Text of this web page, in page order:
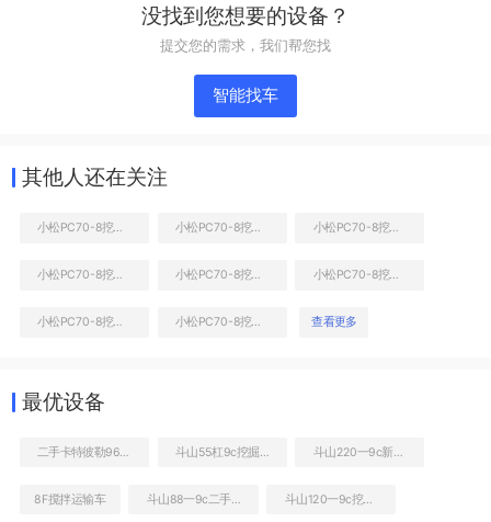
液压泵舱室正面整体
没找到您想要的设备？
提交您的需求，我们帮您找
智能找车
其他人还在关注
查看更多
最优设备
8F搅拌运输车 斗山88一9c二手机 斗山120一9c挖掘机